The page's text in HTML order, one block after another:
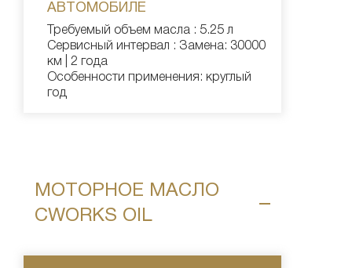
АВТОМОБИЛЕ
Требуемый объем масла : 5.25 л
Сервисный интервал : Замена: 30000
км | 2 года
Особенности применения: круглый
год
МОТОРНОЕ МАСЛО
CWORKS OIL